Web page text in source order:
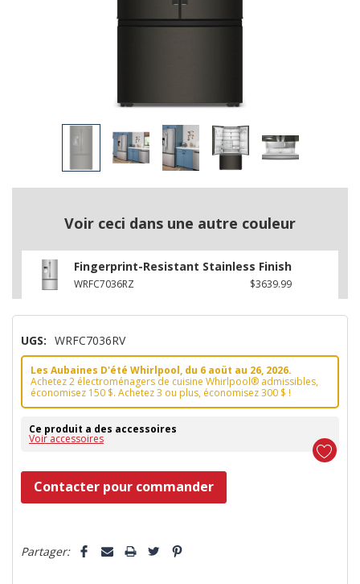
Voir ceci dans une autre couleur
Fingerprint-Resistant Stainless Finish
WRFC7036RZ $3639.99
UGS: WRFC7036RV
Les Aubaines D'été Whirlpool, du 6 aoüt au 26, 2026.
Achetez 2 électroménagers de cuisine Whirlpool® admissibles,
économisez 150 $. Achetez 3 ou plus, économisez 300 $ !
Ce produit a des accessoires
Voir accessoires
Dépêchez-
vous!
n’en
Contacter pour commander
Partager: